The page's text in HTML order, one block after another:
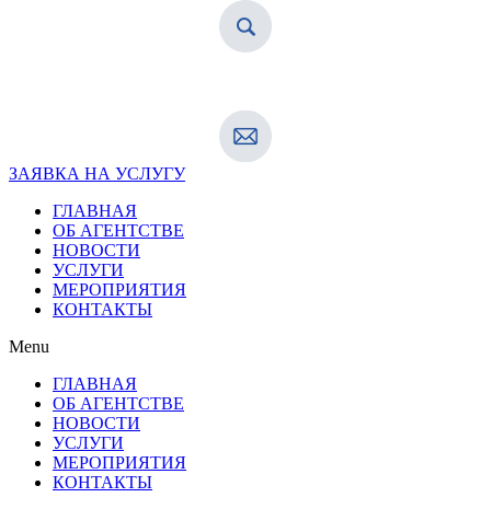
ЗАЯВКА НА УСЛУГУ
ГЛАВНАЯ
ОБ АГЕНТСТВЕ
НОВОСТИ
УСЛУГИ
МЕРОПРИЯТИЯ
КОНТАКТЫ
Menu
ГЛАВНАЯ
ОБ АГЕНТСТВЕ
НОВОСТИ
УСЛУГИ
МЕРОПРИЯТИЯ
КОНТАКТЫ